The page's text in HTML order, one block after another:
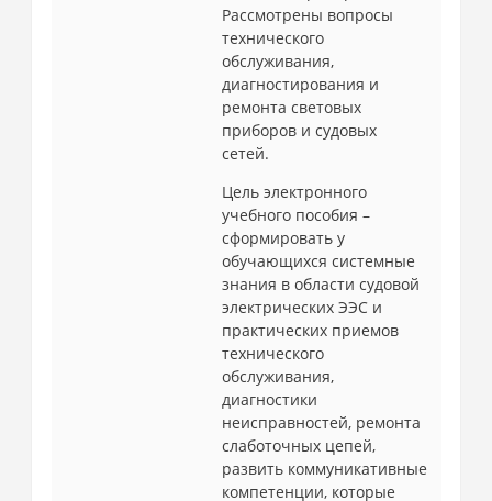
Рассмотрены вопросы
технического
обслуживания,
диагностирования и
ремонта световых
приборов и судовых
сетей.
Цель электронного
учебного пособия –
сформировать у
обучающихся системные
знания в области судовой
электрических ЭЭС и
практических приемов
технического
обслуживания,
диагностики
неисправностей, ремонта
слаботочных цепей,
развить коммуникативные
компетенции, которые